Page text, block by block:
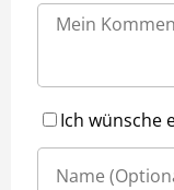
Ich wünsche